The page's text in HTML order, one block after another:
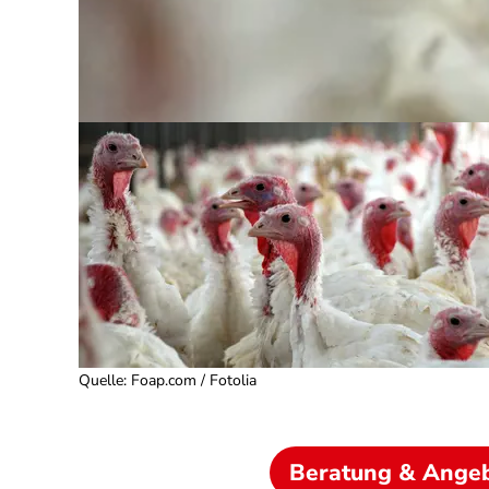
Quelle: Foap.com / Fotolia
Beratung &